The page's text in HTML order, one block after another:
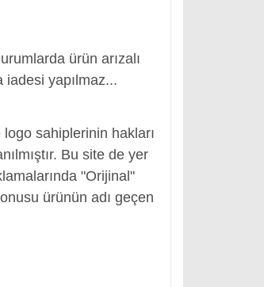
ürün arızalı
yapılmaz...
sahiplerinin hakları
Bu site de yer
"Orijinal"
ürünün adı geçen